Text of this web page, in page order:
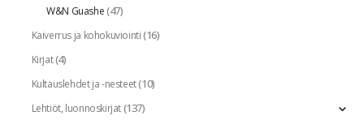
W&N Guashe(47)
Kaiverrus ja kohokuviointi(16)
Kirjat(4)
Kultauslehdet ja -nesteet(10)
Lehtiöt, luonnoskirjat(137)